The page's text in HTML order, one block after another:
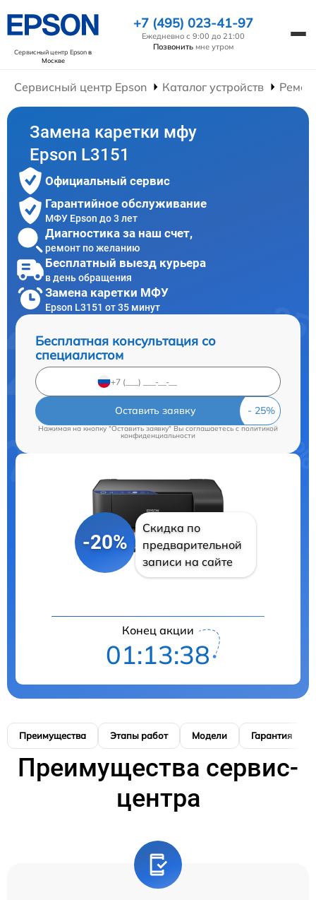
Сервисный центр Epsonв
Москве
+7 (495) 023-41-97
Ежедневно с 9:00 до 21:00
Позвонить мне утром
Сервисный центр Epson Каталог устройств
Замена каретки мфу
Epson L3151
Официальный сервис
Гарантийное обслуживание
МФУ Epson до 3 лет
Диагностика за наш счет,
ремонт по желанию
Бесплатный выезд курьера
в день обращения
Замена каретки МФУ
Epson L3151 от 35 минут
Бесплатная консультация со
специалистом
Оставить заявку
Нажимая на кнопку "Оставить заявку" Вы соглашаетесь cполитикой
конфиденциальности
-20%
Скидка по
предварительной
записи на сайте
Конец акции
01:13:37
Преимущества Этапы работ Модели Гарантия
Преимущества сервис-
центра